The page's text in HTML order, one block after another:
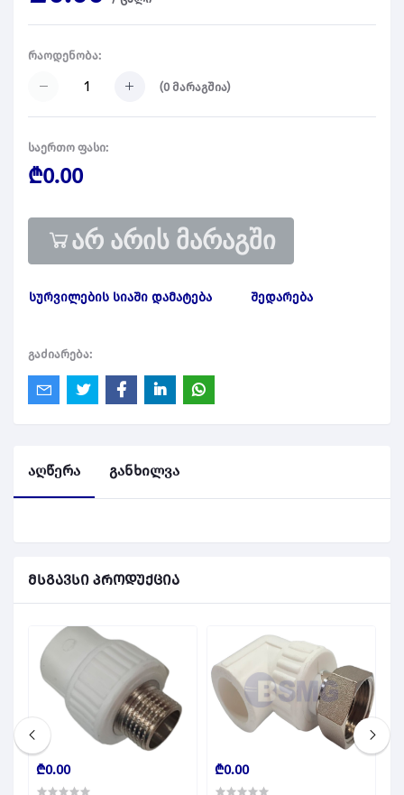
რაოდენობა:
(0 მარაგშია)
საერთო ფასი:
₾0.00
არ არის მარაგში
სურვილების სიაში დამატება შედარება
გაძიარება:
აღწერა განხილვა
მსგავსი პროდუქცია
₾0.00 ₾0.00